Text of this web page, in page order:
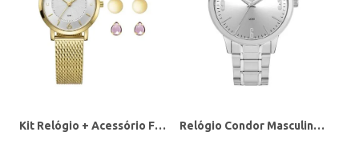
Kit Relógio + Acessório Feminino DOURADO Relógio Condor Masculino PRATA